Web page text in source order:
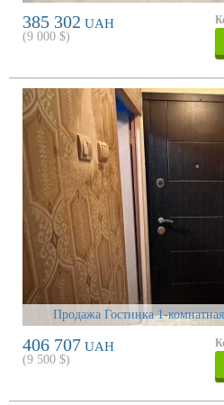
385 302 UAH
(9 000 $)
Продажа Гостинка 1-
406 707 UAH
(9 500 $)